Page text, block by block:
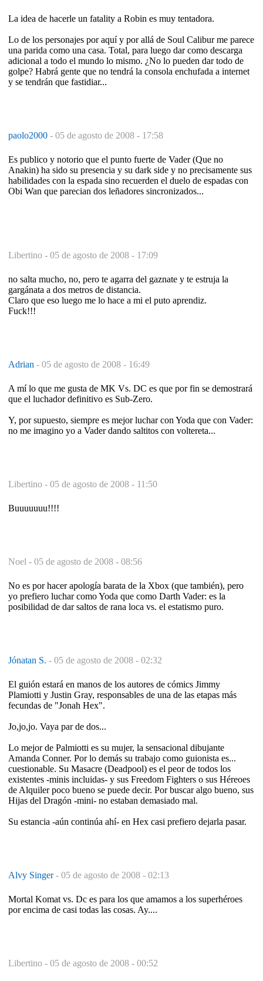
La idea de hacerle un fatality a Robin es muy tentadora.
Lo de los personajes por aquí y por allá de Soul Calibur me parece
una parida como una casa. Total, para luego dar como descarga
adicional a todo el mundo lo mismo. ¿No lo pueden dar todo de
golpe? Habrá gente que no tendrá la consola enchufada a internet
y se tendrán que fastidiar...
paolo2000 - 05 de agosto de 2008 - 17:58
Es publico y notorio que el punto fuerte de Vader (Que no
Anakin) ha sido su presencia y su dark side y no precisamente sus
habilidades con la espada sino recuerden el duelo de espadas con
Obi Wan que parecian dos leñadores sincronizados...
Libertino - 05 de agosto de 2008 - 17:09
no salta mucho, no, pero te agarra del gaznate y te estruja la
gargánata a dos metros de distancia.
Claro que eso luego me lo hace a mi el puto aprendiz.
Fuck!!!
Adrian - 05 de agosto de 2008 - 16:49
A mí lo que me gusta de MK Vs. DC es que por fin se demostrará
que el luchador definitivo es Sub-Zero.
Y, por supuesto, siempre es mejor luchar con Yoda que con Vader:
no me imagino yo a Vader dando saltitos con voltereta...
Libertino - 05 de agosto de 2008 - 11:50
Buuuuuuu!!!!
Noel - 05 de agosto de 2008 - 08:56
No es por hacer apología barata de la Xbox (que también), pero
yo prefiero luchar como Yoda que como Darth Vader: es la
posibilidad de dar saltos de rana loca vs. el estatismo puro.
Jónatan S. - 05 de agosto de 2008 - 02:32
El guión estará en manos de los autores de cómics Jimmy
Plamiotti y Justin Gray, responsables de una de las etapas más
fecundas de "Jonah Hex".
Jo,jo,jo. Vaya par de dos...
Lo mejor de Palmiotti es su mujer, la sensacional dibujante
Amanda Conner. Por lo demás su trabajo como guionista es...
cuestionable. Su Masacre (Deadpool) es el peor de todos los
existentes -minis incluidas- y sus Freedom Fighters o sus Héreoes
de Alquiler poco bueno se puede decir. Por buscar algo bueno, sus
Hijas del Dragón -mini- no estaban demasiado mal.
Su estancia -aún continúa ahí- en Hex casi prefiero dejarla pasar.
Alvy Singer- 05 de agosto de 2008 - 02:13
Mortal Komat vs. Dc es para los que amamos a los superhéroes
por encima de casi todas las cosas. Ay....
Libertino - 05 de agosto de 2008 - 00:52